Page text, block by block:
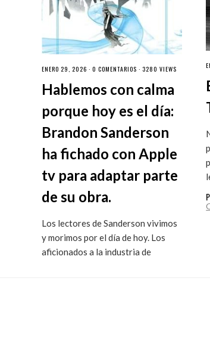
ENERO 29, 2026 · 0 COMENTARIOS · 3280 VIEWS
Hablemos con calma
porque hoy es el día:
Brandon Sanderson
ha fichado con Apple
tv para adaptar parte
de su obra.
Los lectores de Sanderson vivimos
y morimos por el día de hoy. Los
aficionados a la industria de